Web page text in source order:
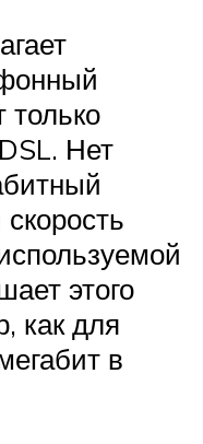
только
Нет
этого
как для
в